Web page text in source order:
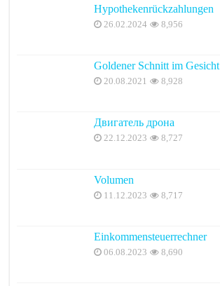
Hypothekenrückzahlungen
26.02.2024 8,956
Goldener Schnitt im Gesicht
20.08.2021 8,928
Двигатель дрона
22.12.2023 8,727
Volumen
11.12.2023 8,717
Einkommensteuerrechner
06.08.2023 8,690